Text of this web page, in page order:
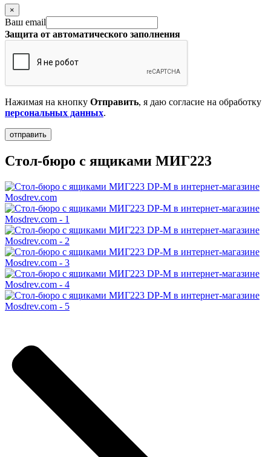
×
Ваш email
Защита от автоматического заполнения
Нажимая на кнопку Отправить, я даю согласие на обработку
персональных данных.
Стол-бюро с ящиками МИГ223